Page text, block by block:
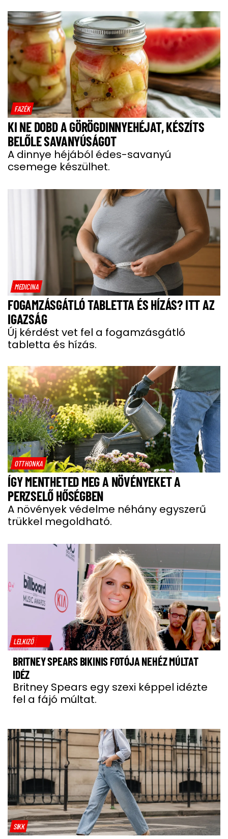
FAZÉK
KI NE DOBD A GÖRÖGDINNYEHÉJAT, KÉSZÍTS
BELŐLE SAVANYÚSÁGOT
A dinnye héjából édes-savanyú
csemege készülhet.
MEDICINA
FOGAMZÁSGÁTLÓ TABLETTA ÉS HÍZÁS? ITT AZ
IGAZSÁG
Új kérdést vet fel a fogamzásgátló
tabletta és hízás.
OTTHONKA
ÍGY MENTHETED MEG A NÖVÉNYEKET A
PERZSELŐ HŐSÉGBEN
A növények védelme néhány egyszerű
trükkel megoldható.
LELKIZŐ
BRITNEY SPEARS BIKINIS FOTÓJA NEHÉZ MÚLTAT
IDÉZ
Britney Spears egy szexi képpel idézte
fel a fájó múltat.
SIKK